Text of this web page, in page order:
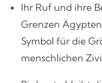
Ihr Ruf und ihre
Grenzen
Symbol für die
menschlichen